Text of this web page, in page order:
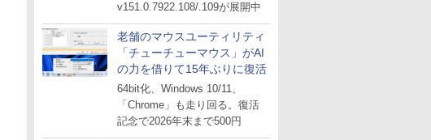
v151.0.7922.108/.109が展開中
老舗のマウスユーティリティ
「チューチューマウス」がAI
の力を借りて15年ぶりに復活
64bit化、Windows 10/11、
「Chrome」も走り回る。復活
記念で2026年末まで500円